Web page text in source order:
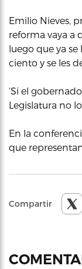
Emilio Nieves,
reforma vaya a
luego que ya
ciento y se les
‘Si el
Legislatura no
En la
que
Compartir